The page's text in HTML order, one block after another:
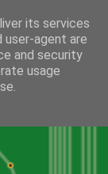
its services
user-agent are
and security
usage